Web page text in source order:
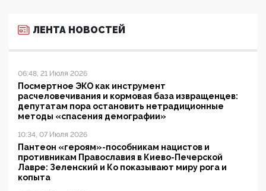
ЛЕНТА НОВОСТЕЙ
06:48, 21 Июля 2026
Посмертное ЭКО как инструмент
расчеловечивания и кормовая база извращенцев:
депутатам пора остановить нетрадиционные
методы «спасения демографии»
10:34, 07 Июля 2026
Пантеон «героям»-пособникам нацистов и
противникам Православия в Киево-Печерской
Лавре: Зеленский и Ко показывают миру рога и
копыта